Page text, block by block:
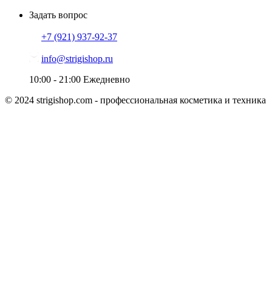
Задать вопрос
+7 (921) 937-92-37
info@strigishop.ru
10:00 - 21:00 Ежедневно
© 2024 strigishop.com - профессиональная косметика и техника